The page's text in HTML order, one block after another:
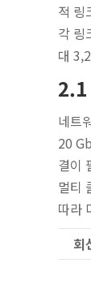
적 링
각 링
대
2.1
네트
20
결이
멀티
따라
회